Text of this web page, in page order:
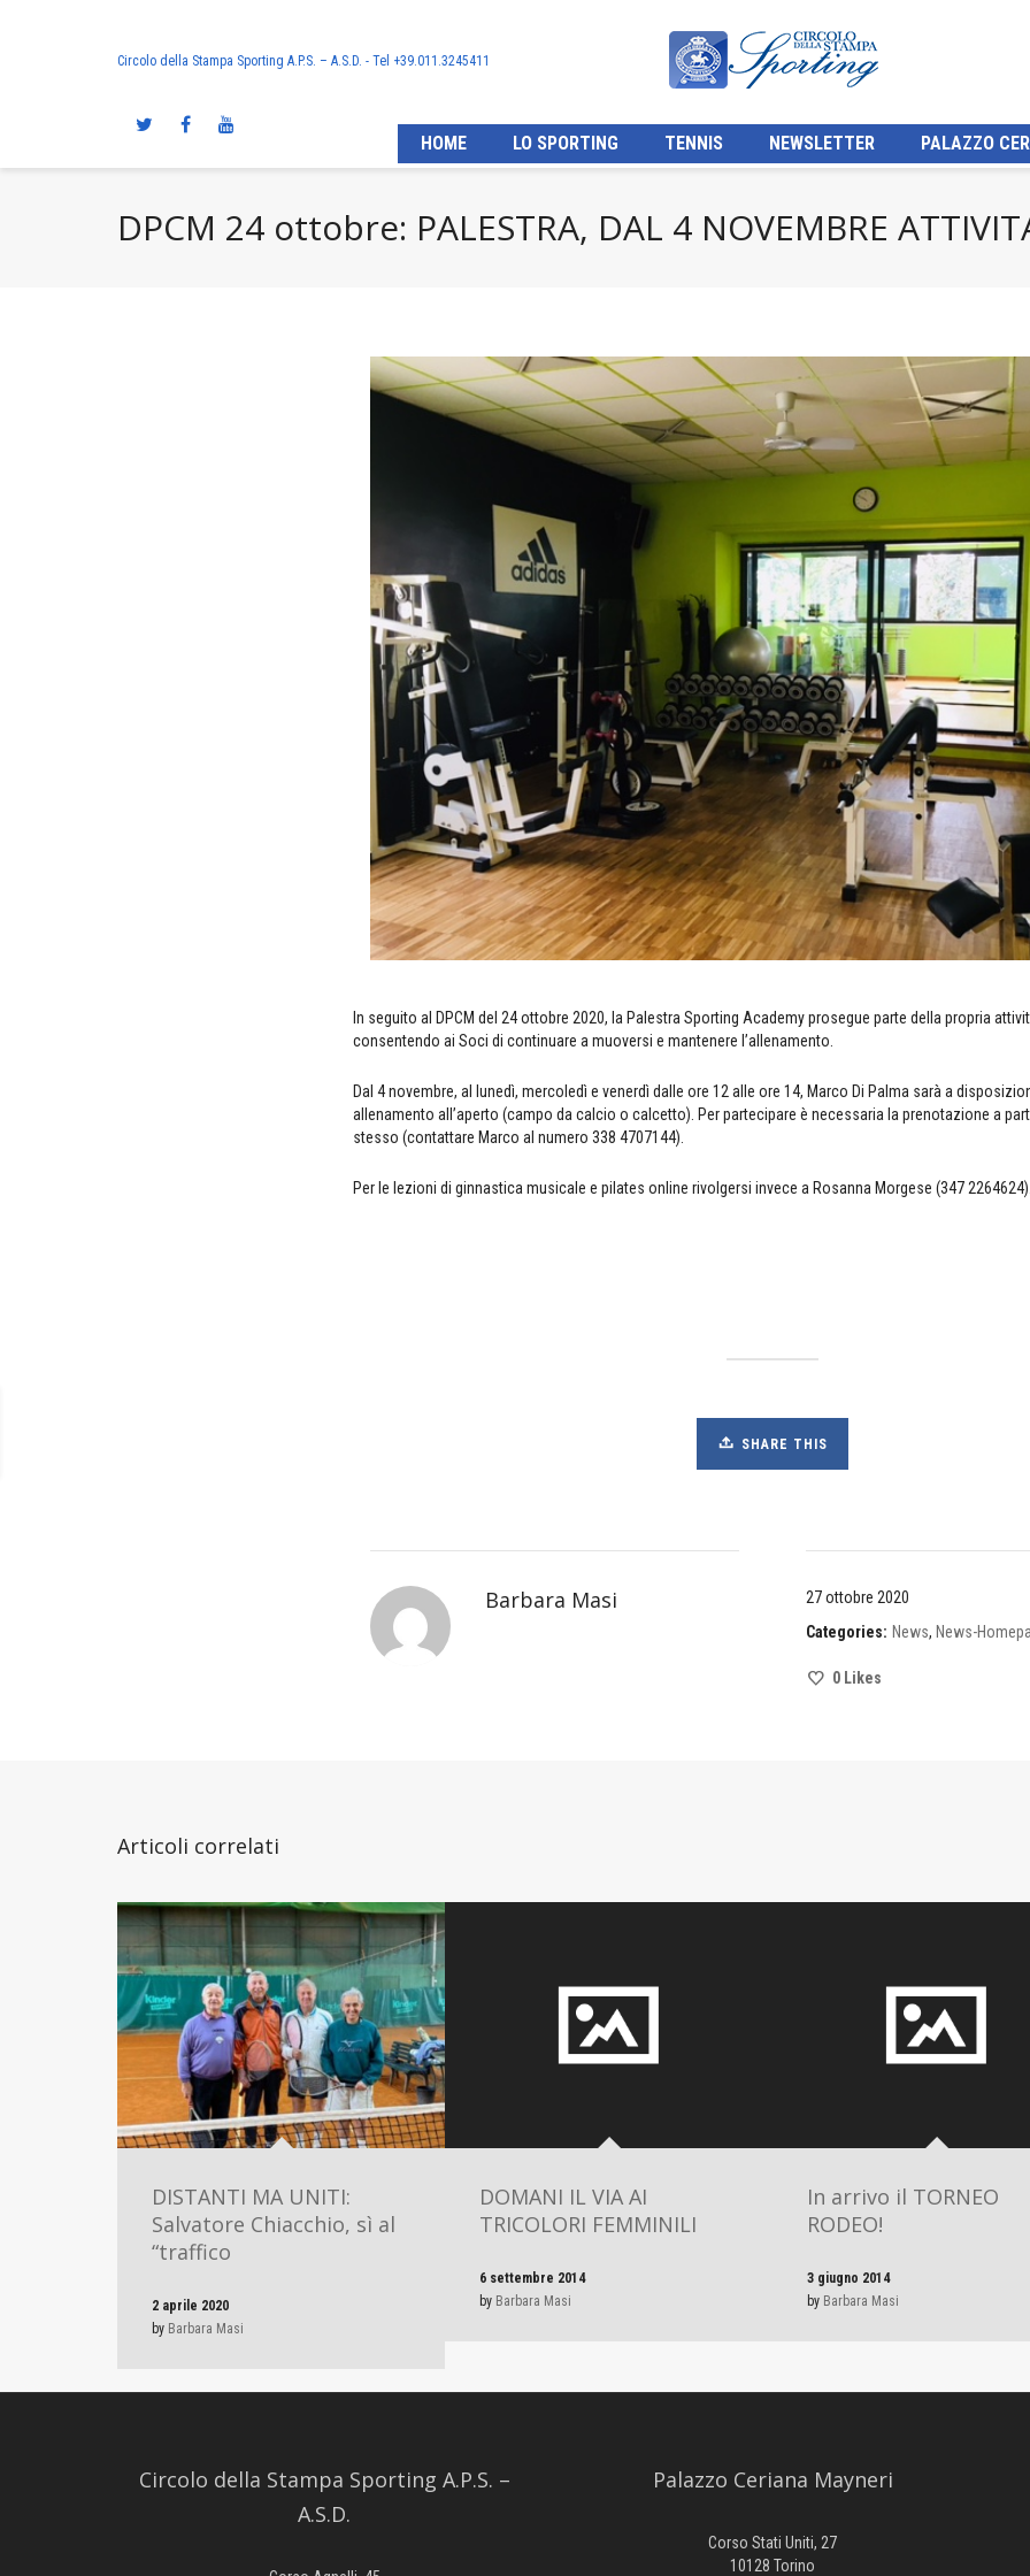
Circolo della Stampa Sporting A.P.S. – A.S.D. - Tel +39.011.3245411
HOME LO SPORTING TENNIS NEWSLETTER PALAZZO
DPCM 24 ottobre: PALESTRA, DAL 4 NOVEMBRE
In seguito al DPCM del 24 ottobre 2020, la Palestra Sporting Academy prosegue parte della propria
consentendo ai Soci di continuare a muoversi e mantenere l’allenamento.
Dal 4 novembre, al lunedì, mercoledì e venerdì dalle ore 12 alle ore 14, Marco Di Palma sarà a
allenamento all’aperto (campo da calcio o calcetto). Per partecipare è necessaria la prenotazione a
stesso (contattare Marco al numero 338 4707144).
Per le lezioni di ginnastica musicale e pilates online rivolgersi invece a Rosanna Morgese (347
SHARE THIS
Barbara Masi
27 ottobre 2020
Categories: News, News-
0Likes
Articoli correlati
DISTANTI MA UNITI:
Salvatore Chiacchio, sì al
“traffico
2 aprile 2020
by Barbara Masi
DOMANI IL VIA AI
TRICOLORI FEMMINILI
6 settembre 2014
by Barbara Masi
In arrivo il TORNEO
RODEO!
3 giugno 2014
by Barbara Masi
Circolo della Stampa Sporting A.P.S. –
A.S.D.
Palazzo Ceriana Mayneri
Corso Stati Uniti, 27
10128 Torino